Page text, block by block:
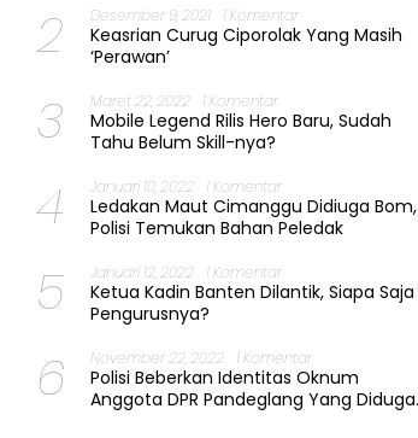
2 Desember 9, 2021 1 Komentar
Keasrian Curug Ciporolak Yang Masih
‘Perawan’
3 Maret 22, 2022 1 Komentar
Mobile Legend Rilis Hero Baru, Sudah
Tahu Belum Skill-nya?
4 Januari 10, 2022 1 Komentar
Ledakan Maut Cimanggu Didiuga Bom,
Polisi Temukan Bahan Peledak
5 Januari 12, 2022 1 Komentar
Ketua Kadin Banten Dilantik, Siapa Saja
Pengurusnya?
6 November 22, 2022 1 Komentar
Polisi Beberkan Identitas Oknum
Anggota DPR Pandeglang Yang Diduga